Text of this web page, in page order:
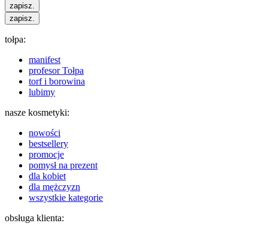
zapisz.
zapisz.
tołpa:
manifest
profesor Tołpa
torf i borowina
lubimy
nasze kosmetyki:
nowości
bestsellery
promocje
pomysł na prezent
dla kobiet
dla mężczyzn
wszystkie kategorie
obsługa klienta: